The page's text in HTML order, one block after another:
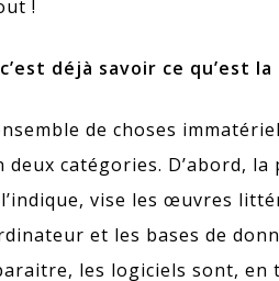
!
déjà savoir ce qu’est
de choses
deux catégories. D’abord,
vise les œuvres
et les bases de
les logiciels sont, en